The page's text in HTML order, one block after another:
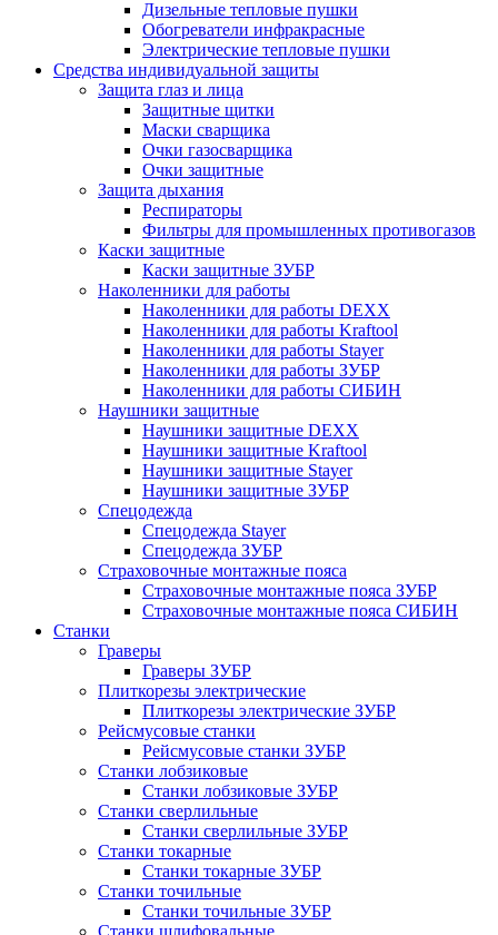
Дизельные тепловые пушки
Обогреватели инфракрасные
Электрические тепловые пушки
Средства индивидуальной защиты
Защита глаз и лица
Защитные щитки
Маски сварщика
Очки газосварщика
Очки защитные
Защита дыхания
Респираторы
Фильтры для промышленных противогазов
Каски защитные
Каски защитные ЗУБР
Наколенники для работы
Наколенники для работы DEXX
Наколенники для работы Kraftool
Наколенники для работы Stayer
Наколенники для работы ЗУБР
Наколенники для работы СИБИН
Наушники защитные
Наушники защитные DEXX
Наушники защитные Kraftool
Наушники защитные Stayer
Наушники защитные ЗУБР
Спецодежда
Спецодежда Stayer
Спецодежда ЗУБР
Страховочные монтажные пояса
Страховочные монтажные пояса ЗУБР
Страховочные монтажные пояса СИБИН
Станки
Граверы
Граверы ЗУБР
Плиткорезы электрические
Плиткорезы электрические ЗУБР
Рейсмусовые станки
Рейсмусовые станки ЗУБР
Станки лобзиковые
Станки лобзиковые ЗУБР
Станки сверлильные
Станки сверлильные ЗУБР
Станки токарные
Станки токарные ЗУБР
Станки точильные
Станки точильные ЗУБР
Станки шлифовальные